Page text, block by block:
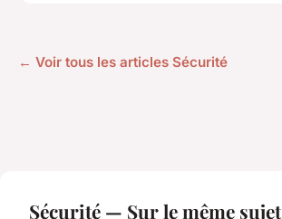
← Voir tous les articles Sécurité
Sécurité — Sur le même sujet